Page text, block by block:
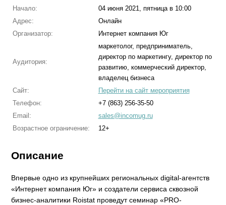
Начало:
04 июня 2021, пятница в 10:00
Адрес:
Онлайн
Организатор:
Интернет компания Юг
Аудитория:
маркетолог, предприниматель,
директор по маркетингу, директор по
развитию, коммерческий директор,
владелец бизнеса
Сайт:
Перейти на сайт мероприятия
Телефон:
+7 (863) 256-35-50
Email:
sales@incomug.ru
Возрастное ограничение:
12+
Описание
Впервые одно из крупнейших региональных digital-агентств
«Интернет компания Юг» и создатели сервиса сквозной
бизнес-аналитики Roistat проведут семинар «PRO-